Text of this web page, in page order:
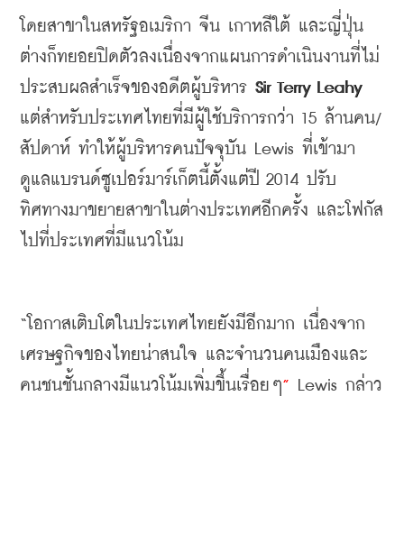
โดยสาขาในสหรัฐอเมริกา จีน เกาหลีใต้ และญี่ปุ่น
ต่างก็ทยอยปิดตัวลงเนื่องจากแผนการดำเนินงานที่ไม่
ประสบผลสำเร็จของอดีตผู้บริหาร
Sir Terry Leahy
แต่สำหรับประเทศไทยที่มีผู้ใช้บริการกว่า 15 ล้านคน/
สัปดาห์ ทำให้ผู้บริหารคนปัจจุบัน Lewis ที่เข้ามา
ดูแลแบรนด์ซูเปอร์มาร์เก็ตนี้ตั้งแต่ปี 2014 ปรับ
ทิศทางมาขยายสาขาในต่างประเทศอีกครั้ง และโฟกัส
ไปที่ประเทศที่มีแนวโน้ม
“โอกาสเติบโตในประเทศไทยยังมีอีกมาก เนื่องจาก
เศรษฐกิจของไทยน่าสนใจ และจำนวนคนเมืองและ
คนชนชั้นกลางมีแนวโน้มเพิ่มขึ้นเรื่อยๆ” Lewis กล่าว